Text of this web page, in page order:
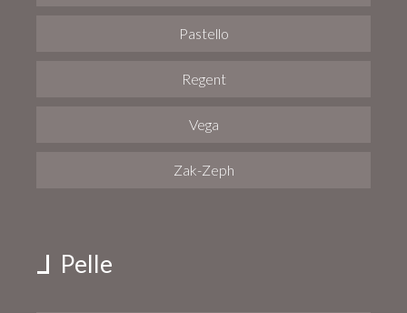
Pastello
Regent
Vega
Zak-Zeph
Pelle